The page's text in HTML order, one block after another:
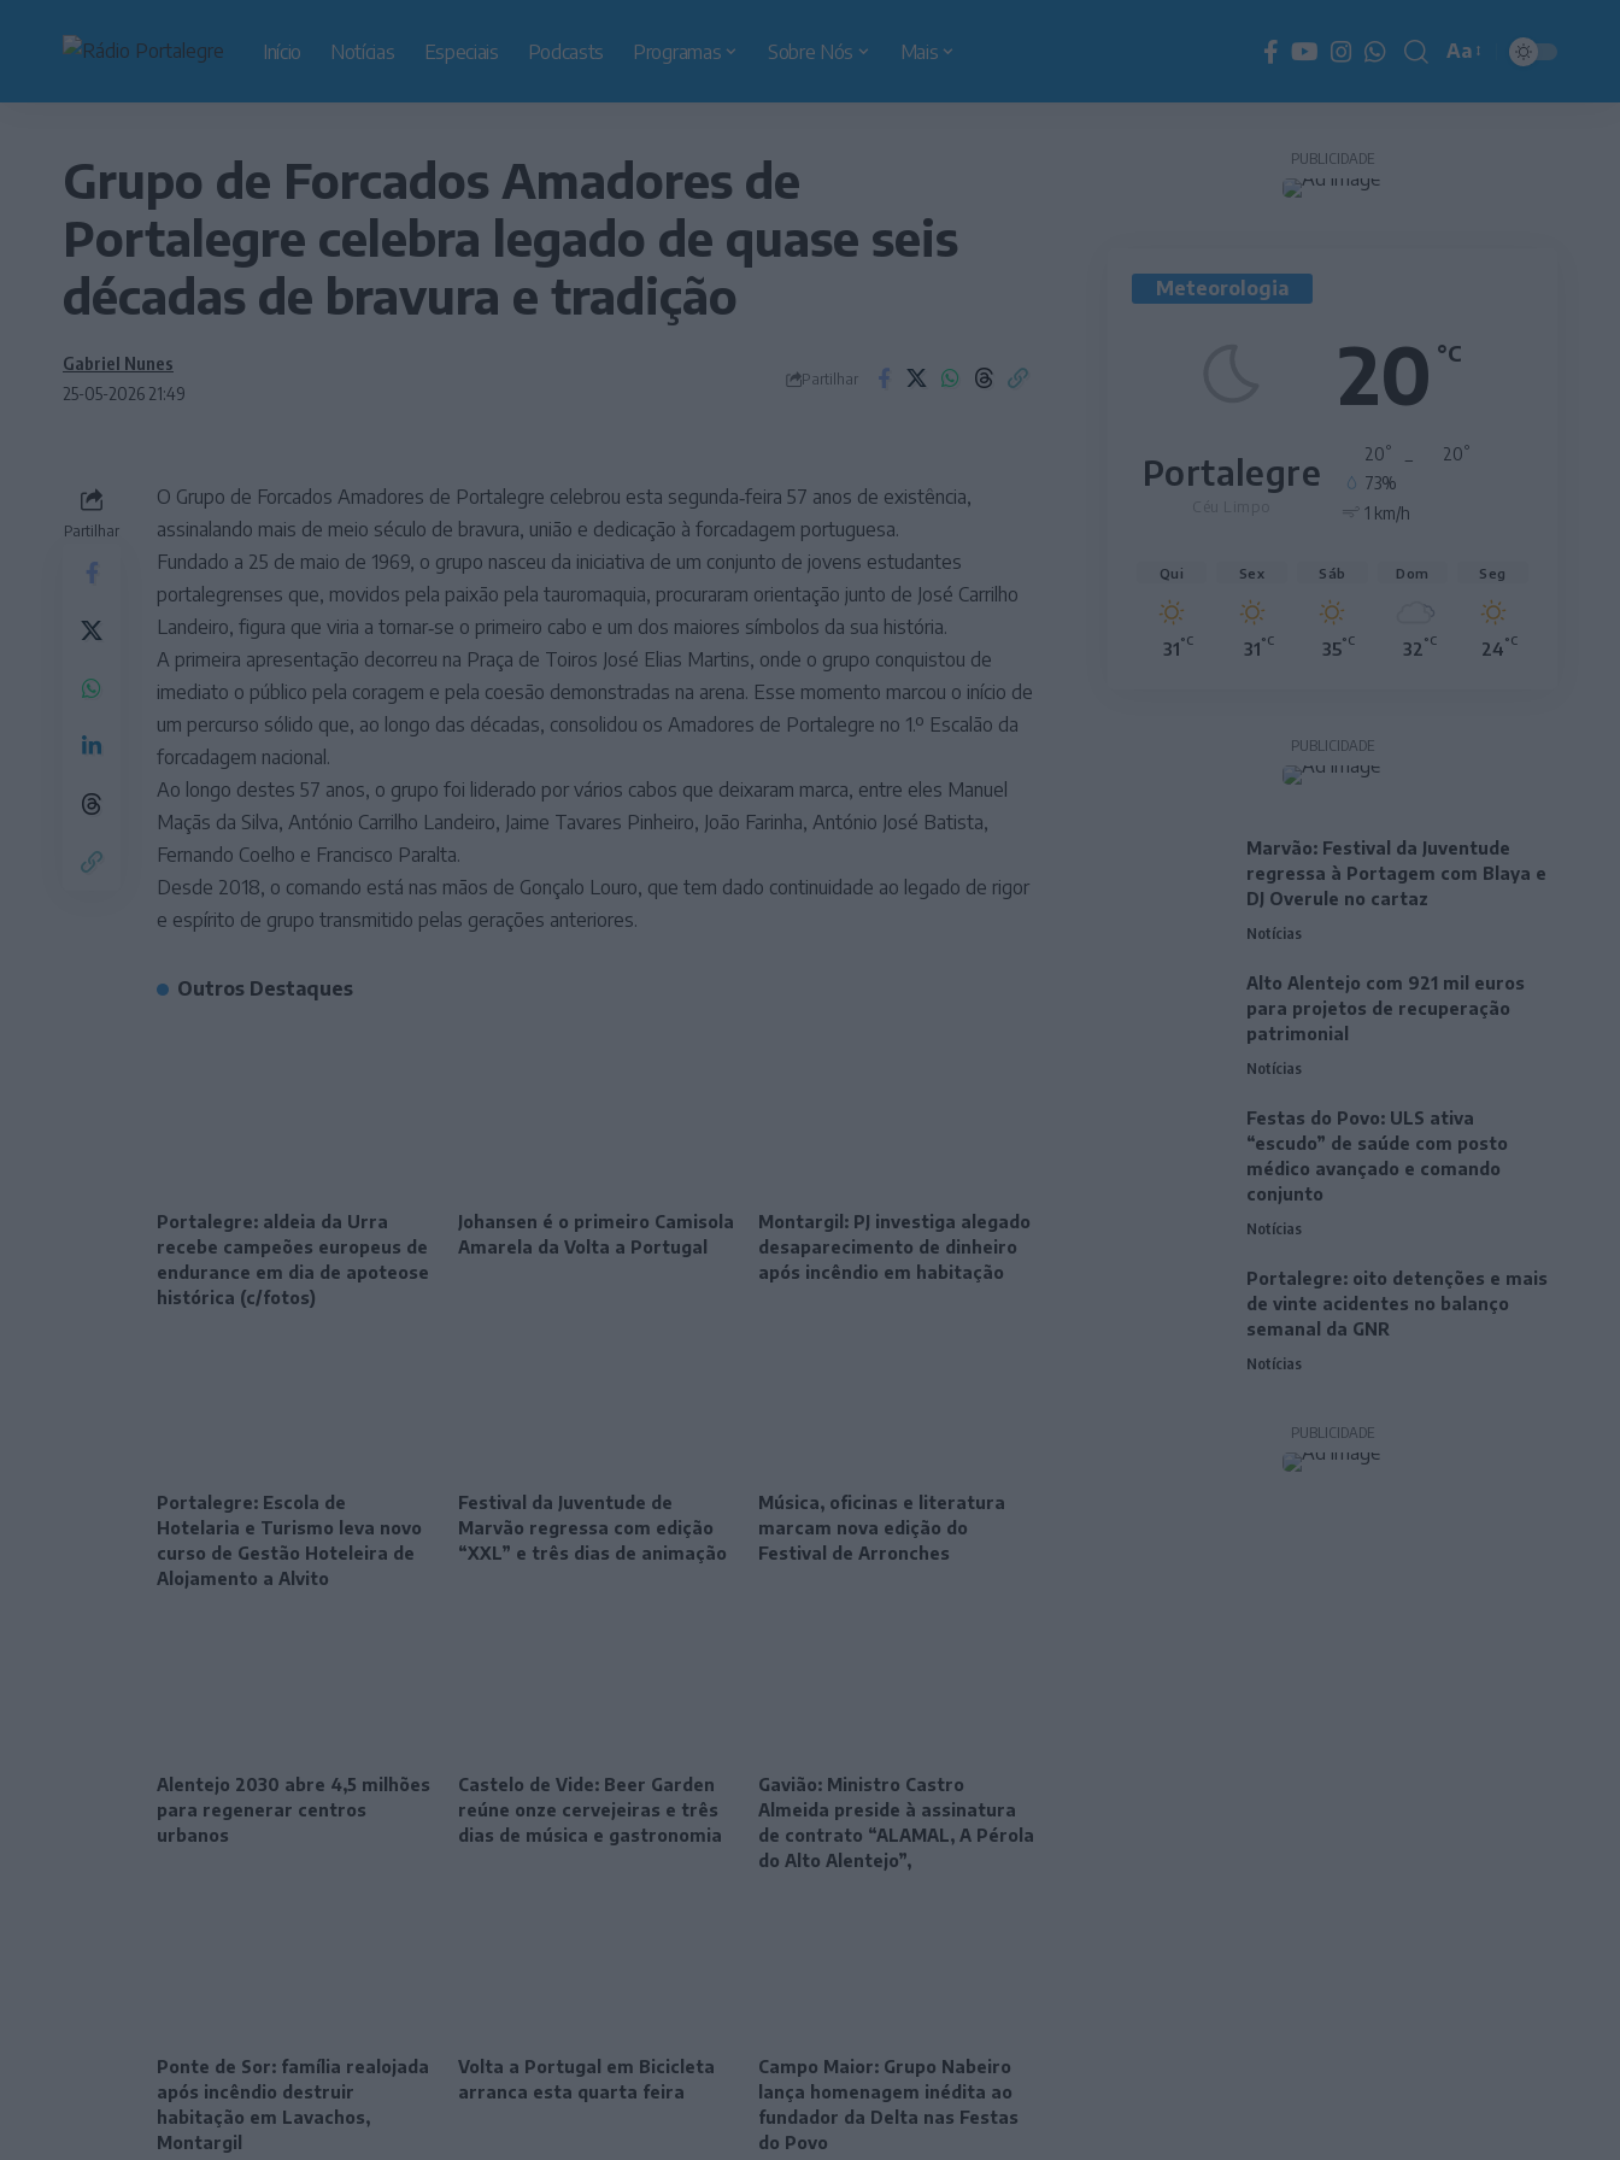
Início Notícias Especiais Podcasts Programas Sobre Nós Mais
Redimensionador
de
Aa
Grupo de Forcados Amadores de
Portalegre celebra legado de quase seis
décadas de bravura e tradição
25-05-2026 21:49
Gabriel Nunes
Partilhar
Partilhar
O Grupo de Forcados Amadores de Portalegre celebrou esta segunda‑feira 57 anos de existência,
assinalando mais de meio século de bravura, união e dedicação à forcadagem portuguesa.
Fundado a 25 de maio de 1969, o grupo nasceu da iniciativa de um conjunto de jovens estudantes
portalegrenses que, movidos pela paixão pela tauromaquia, procuraram orientação junto de José Carrilho
Landeiro, figura que viria a tornar‑se o primeiro cabo e um dos maiores símbolos da sua história.
A primeira apresentação decorreu na Praça de Toiros José Elias Martins, onde o grupo conquistou de
imediato o público pela coragem e pela coesão demonstradas na arena. Esse momento marcou o início de
um percurso sólido que, ao longo das décadas, consolidou os Amadores de Portalegre no 1.º Escalão da
forcadagem nacional.
Ao longo destes 57 anos, o grupo foi liderado por vários cabos que deixaram marca, entre eles Manuel
Maçãs da Silva, António Carrilho Landeiro, Jaime Tavares Pinheiro, João Farinha, António José Batista,
Fernando Coelho e Francisco Paralta.
Desde 2018, o comando está nas mãos de Gonçalo Louro, que tem dado continuidade ao legado de rigor
e espírito de grupo transmitido pelas gerações anteriores.
Outros Destaques
Portalegre: aldeia da Urra
recebe campeões europeus de
endurance em dia de apoteose
histórica (c/fotos)
Johansen é o primeiro Camisola
Amarela da Volta a Portugal
Montargil: PJ investiga alegado
desaparecimento de dinheiro
após incêndio em habitação
Portalegre: Escola de
Hotelaria e Turismo leva novo
curso de Gestão Hoteleira de
Alojamento a Alvito
Festival da Juventude de
Marvão regressa com edição
“XXL” e três dias de animação
Música, oficinas e literatura
marcam nova edição do
Festival de Arronches
Alentejo 2030 abre 4,5 milhões
para regenerar centros
urbanos
Castelo de Vide: Beer Garden
reúne onze cervejeiras e três
dias de música e gastronomia
Gavião: Ministro Castro
Almeida preside à assinatura
de contrato “ALAMAL, A Pérola
do Alto Alentejo”,
Ponte de Sor: família realojada
após incêndio destruir
habitação em Lavachos,
Montargil
Volta a Portugal em Bicicleta
arranca esta quarta feira
Campo Maior: Grupo Nabeiro
lança homenagem inédita ao
fundador da Delta nas Festas
do Povo
PUBLICIDADE
Meteorologia
20 °C
Portalegre 20° 20°
73%
1 km/h
Qui
31°C
Sex
31°C
Sáb
35°C
Dom
32°C
Seg
24°C
PUBLICIDADE
Marvão: Festival da Juventude
regressa à Portagem com Blaya e
DJ Overule no cartaz
Notícias
Alto Alentejo com 921 mil euros
para projetos de recuperação
patrimonial
Notícias
Festas do Povo: ULS ativa
“escudo” de saúde com posto
médico avançado e comando
conjunto
Notícias
Portalegre: oito detenções e mais
de vinte acidentes no balanço
semanal da GNR
Notícias
PUBLICIDADE